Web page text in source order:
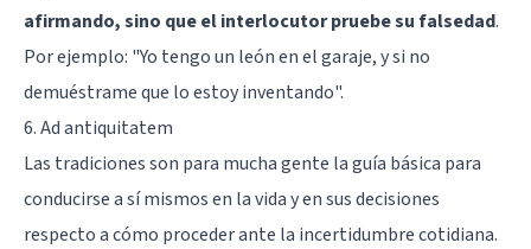
afirmando, sino que el interlocutor pruebe su falsedad.
Por ejemplo: "Yo tengo un león en el garaje, y si no
demuéstrame que lo estoy inventando".
6. Ad antiquitatem
Las tradiciones son para mucha gente la guía básica para
conducirse a sí mismos en la vida y en sus decisiones
respecto a cómo proceder ante la incertidumbre cotidiana.